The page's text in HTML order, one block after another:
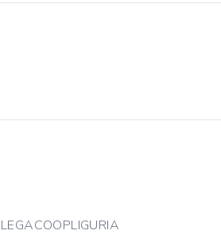
LEGACOOPLIGURIA